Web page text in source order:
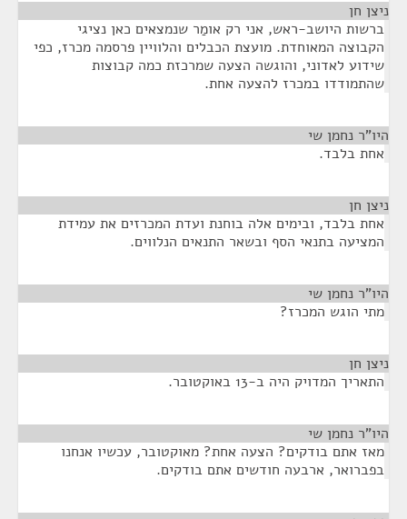
ניצן חן
ברשות היושב-ראש, אני רק אומַר שנמצאים כאן נציגי
הקבוצה המאוחדת. מועצת הכבלים והלוויין פרסמה מכרז, כפי
שידוע לאדוני, והוגשה הצעה שמרכזת כמה קבוצות
שהתמודדו במכרז להצעה אחת.
היו"ר נחמן שי
אחת בלבד.
ניצן חן
אחת בלבד, ובימים אלה בוחנת ועדת המכרזים את עמידת
המציעה בתנאי הסף ובשאר התנאים הנלווים.
היו"ר נחמן שי
מתי הוגש המכרז?
ניצן חן
התאריך המדויק היה ב-13 באוקטובר.
היו"ר נחמן שי
מאז אתם בודקים? הצעה אחת? מאוקטובר, עכשיו אנחנו
בפברואר, ארבעה חודשים אתם בודקים.